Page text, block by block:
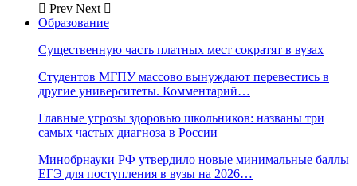
Prev Next
Образование
Существенную часть платных мест сократят в вузах
Студентов МГПУ массово вынуждают перевестись в
другие университеты. Комментарий…
Главные угрозы здоровью школьников: названы три
самых частых диагноза в России
Минобрнауки РФ утвердило новые минимальные баллы
ЕГЭ для поступления в вузы на 2026…